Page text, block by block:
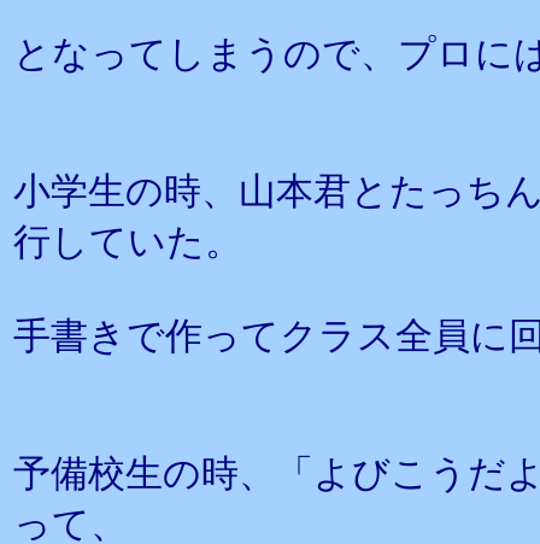
となってしまうので、プロに
小学生の時、山本君とたっち
行していた。
手書きで作ってクラス全員に
予備校生の時、「よびこうだ
って、